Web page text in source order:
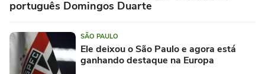
português Domingos Duarte
SÃO PAULO
Ele deixou o São Paulo e agora está
ganhando destaque na Europa